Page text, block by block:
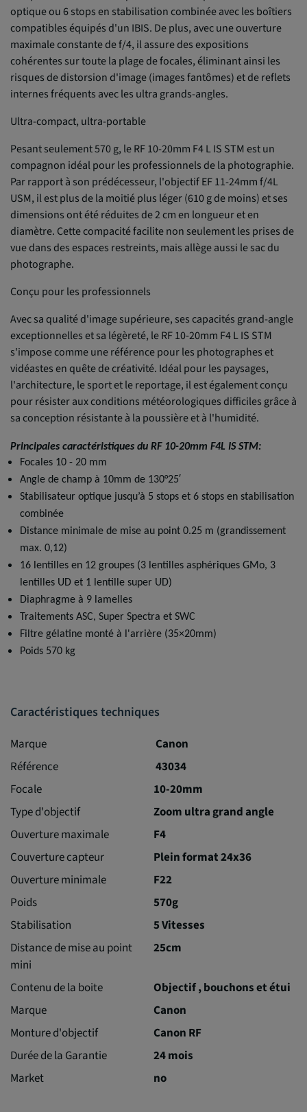
optique ou 6 stops en stabilisation combinée avec les boîtiers
compatibles équipés d'un IBIS. De plus, avec une ouverture
maximale constante de f/4, il assure des expositions
cohérentes sur toute la plage de focales, éliminant ainsi les
risques de distorsion d'image (images fantômes) et de reflets
internes fréquents avec les ultra grands-angles.
Ultra-compact, ultra-portable
Pesant seulement 570 g, le RF 10-20mm F4 L IS STM est un
compagnon idéal pour les professionnels de la photographie.
Par rapport à son prédécesseur, l'objectif EF 11-24mm f/4L
USM, il est plus de la moitié plus léger (610 g de moins) et ses
dimensions ont été réduites de 2 cm en longueur et en
diamètre. Cette compacité facilite non seulement les prises de
vue dans des espaces restreints, mais allège aussi le sac du
photographe.
Conçu pour les professionnels
Avec sa qualité d'image supérieure, ses capacités grand-angle
exceptionnelles et sa légèreté, le RF 10-20mm F4 L IS STM
s'impose comme une référence pour les photographes et
vidéastes en quête de créativité. Idéal pour les paysages,
l'architecture, le sport et le reportage, il est également conçu
pour résister aux conditions météorologiques difficiles grâce à
sa conception résistante à la poussière et à l'humidité.
Principales caractéristiques du RF 10-20mm F4L IS STM:
Focales 10 - 20 mm
Angle de champ à 10mm de 130°25′
Stabilisateur optique jusqu’à 5 stops et 6 stops en stabilisation
combinée
Distance minimale de mise au point 0.25 m (grandissement
max. 0,12)
16 lentilles en 12 groupes (3 lentilles asphériques GMo, 3
lentilles UD et 1 lentille super UD)
Diaphragme à 9 lamelles
Traitements ASC, Super Spectra et SWC
Filtre gélatine monté à l'arrière (35×20mm)
Poids 570 kg
Caractéristiques techniques
Marque
Canon
Référence
43034
Focale
10-20mm
Type d'objectif
Zoom ultra grand angle
Ouverture maximale
F4
Couverture capteur
Plein format 24x36
Ouverture minimale
F22
Poids
570g
Stabilisation
5 Vitesses
Distance de mise au point
mini
25cm
Contenu de la boite
Objectif , bouchons et étui
Marque
Canon
Monture d'objectif
Canon RF
Durée de la Garantie
24 mois
Market
no